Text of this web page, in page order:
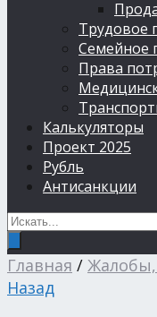
Трудовое
Семейное
Права
Калькуляторы
Проект 2025
Рубль
Антисанкции
Главная / Жалобы,
Назад